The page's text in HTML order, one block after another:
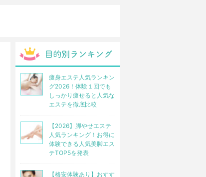
痩身エステ人気ランキン
グ2026！体験１回でも
しっかり痩せると人気な
エステを徹底比較
【2026】脚やせエステ
人気ランキング！お得に
体験できる人気美脚エス
テTOP5を発表
【格安体験あり】おすす